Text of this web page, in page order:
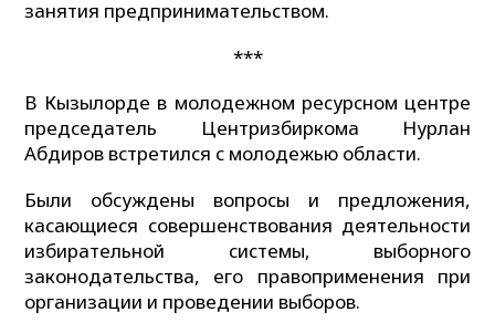
занятия предпринимательством.
***
В Кызылорде в молодежном ресурсном центре
председатель Центризбиркома Нурлан
Абдиров встретился с молодежью области.
Были обсуждены вопросы и предложения,
касающиеся совершенствования деятельности
избирательной системы, выборного
законодательства, его правоприменения при
организации и проведении выборов.